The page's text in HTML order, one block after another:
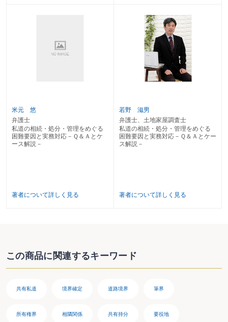
続するよう２ｍ幅で分筆した通路上の土地について通行権等を付す場合
Case10 購入した土地の接道状況についての仲介業者又は売主の説明が不十
第３章 利用・維持・管理に関するケース
Case11 昔、集落で作った農道を市に寄付したが、最近、地主が農道の所有
者と称し、道路横に杭を打ち、鉄鎖で通行できないように妨害している場合
Case13 道路位置指定の廃止（取消し）を求める場合
Case14 里道の付替えを計画する場合
Case15 私道の所有者が私道上の土地利用に関して所有権を行使する場合及
び権利行使が制限される場合
Case16 共同所有型私道の補修や売却を行いたいが、親族でない所有者が音
米元 悠
弁護士
私道の相続・処分・管理をめぐる
困難要因と実務対応－Ｑ＆Ａとケ
ース解説－
著者について詳しく見る
若野 滋男
弁護士、土地家屋調査士
私道の相続・処分・管理をめぐる
困難要因と実務対応－Ｑ＆Ａとケー
ス解説－
著者について詳しく見る
この商品に関連するキーワード
共有私道 境界確定 道路境界 筆界
所有権界 相隣関係 共有持分 要役地